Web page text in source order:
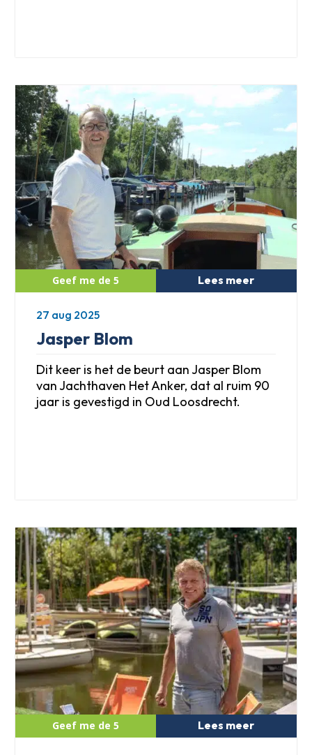
Jasper Blom
Dit keer is het de beurt aan Jasper Blom
van Jachthaven Het Anker, dat al ruim 90
jaar is gevestigd in Oud Loosdrecht.
Lees meer
27 aug 2025
Lees meer